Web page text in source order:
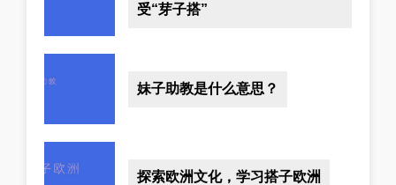
受“芽子搭”
妹子助教是什么意思？
探索欧洲文化，学习搭子欧洲